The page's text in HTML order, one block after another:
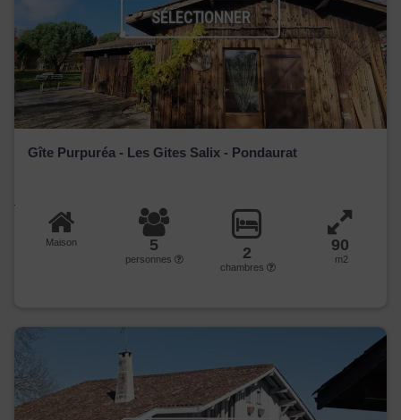
SÉLECTIONNER
Gîte Purpuréa - Les Gites Salix - Pondaurat
Maison 5
personnes 2
chambres
90
m2